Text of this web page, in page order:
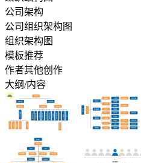
公司架构
公司组织架构图
组织架构图
模板推荐
作者其他创作
大纲/内容